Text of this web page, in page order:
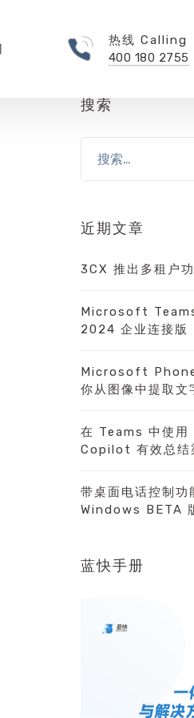
热线 Calling
400 180 2755
搜索
近期文章
3CX 推出多租户
Microsoft Teams
2024 企业连接版
Microsoft
你从图像中提取文
在 Teams 中使
Copilot 有效总结
带桌面电话控制功
Windows BETA
蓝快手册